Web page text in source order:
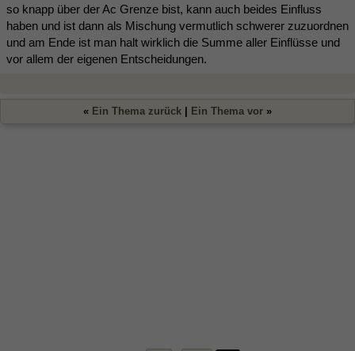
so knapp über der Ac Grenze bist, kann auch beides Einfluss
haben und ist dann als Mischung vermutlich schwerer zuzuordnen
und am Ende ist man halt wirklich die Summe aller Einflüsse und
vor allem der eigenen Entscheidungen.
« Ein Thema zurück | Ein Thema vor »